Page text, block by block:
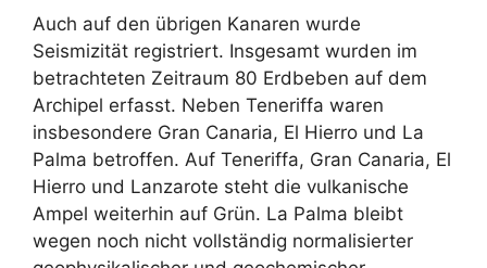
Auch auf den übrigen Kanaren wurde
Seismizität registriert. Insgesamt wurden im
betrachteten Zeitraum 80 Erdbeben auf dem
Archipel erfasst. Neben Teneriffa waren
insbesondere Gran Canaria, El Hierro und La
Palma betroffen. Auf Teneriffa, Gran Canaria, El
Hierro und Lanzarote steht die vulkanische
Ampel weiterhin auf Grün. La Palma bleibt
wegen noch nicht vollständig normalisierter